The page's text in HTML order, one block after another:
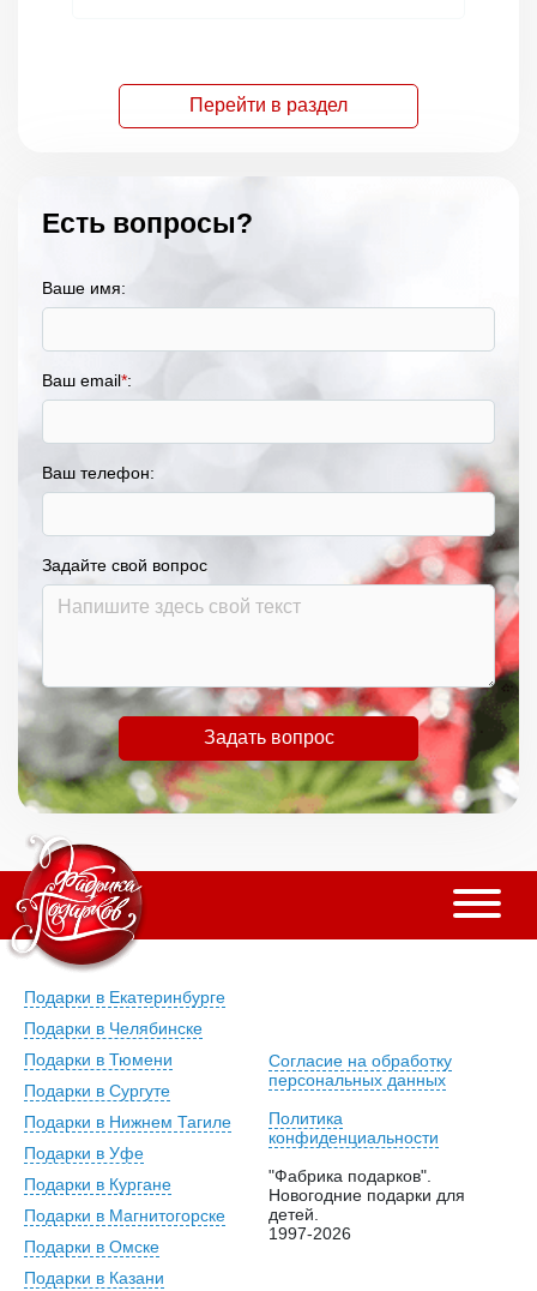
Перейти в раздел
Есть вопросы?
Ваше имя:
Ваш email*:
Ваш телефон:
Задайте свой вопрос
Задать вопрос
Подарки в Екатеринбурге
Подарки в Челябинске
Подарки в Тюмени
Подарки в Сургуте
Подарки в Нижнем Тагиле
Подарки в Уфе
Подарки в Кургане
Подарки в Магнитогорске
Подарки в Омске
Подарки в Казани
Согласие на обработку
персональных данных
Политика
конфиденциальности
"Фабрика подарков".
Новогодние подарки для
детей.
1997-2026